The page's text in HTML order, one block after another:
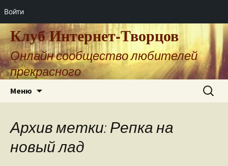
Войти
Клуб Интернет-Творцов
Онлайн сообщество любителей
прекрасного
Меню Найти:
Архив метки: Репка на
новый лад